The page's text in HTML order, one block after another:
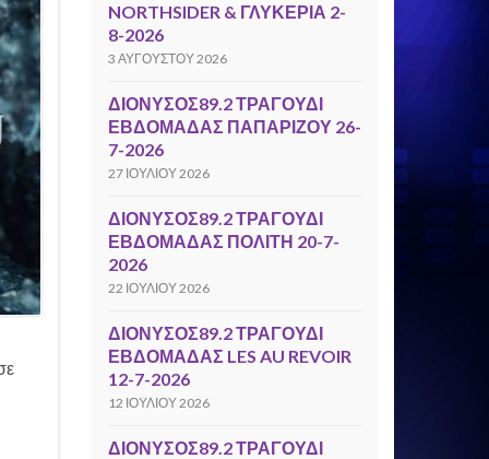
NORTHSIDER & ΓΛΥΚΕΡΙΑ 2-
8-2026
3 ΑΥΓΟΎΣΤΟΥ 2026
ΔΙΟΝΥΣΟΣ89.2 ΤΡΑΓΟΥΔΙ
ΕΒΔΟΜΑΔΑΣ ΠΑΠΑΡΙΖΟΥ 26-
7-2026
27 ΙΟΥΛΊΟΥ 2026
ΔΙΟΝΥΣΟΣ89.2 ΤΡΑΓΟΥΔΙ
ΕΒΔΟΜΑΔΑΣ ΠΟΛΙΤΗ 20-7-
2026
22 ΙΟΥΛΊΟΥ 2026
ΔΙΟΝΥΣΟΣ89.2 ΤΡΑΓΟΥΔΙ
ΕΒΔΟΜΑΔΑΣ LES AU REVOIR
12-7-2026
12 ΙΟΥΛΊΟΥ 2026
ΔΙΟΝΥΣΟΣ89.2 ΤΡΑΓΟΥΔΙ